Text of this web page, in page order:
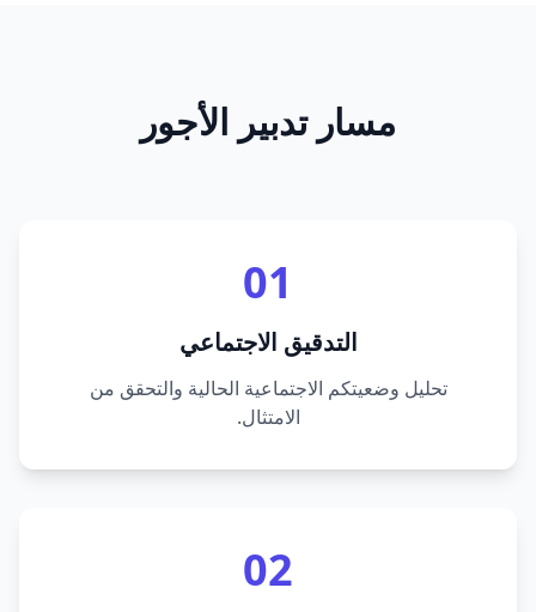
مسار تدبير الأجور
01
التدقيق الاجتماعي
تحليل وضعيتكم الاجتماعية الحالية والتحقق من
الامتثال.
02